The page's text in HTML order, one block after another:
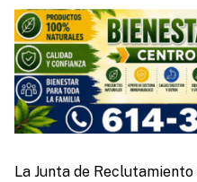
La Junta de